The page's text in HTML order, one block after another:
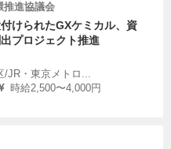
推進協議会
けられたGXケミカル、資
プロジェクト推進
/JR・東京メトロ...
時給2,500〜4,000円